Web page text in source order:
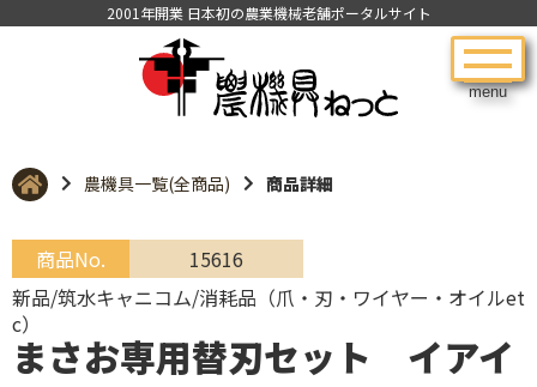
menu
2001年開業 日本初の農業機械老舗ポータルサイト
農機具一覧(全商品) 商品詳細
商品No.
15616
新品/筑水キャニコム/消耗品（爪・刃・ワイヤー・オイルet
c）
まさお専用替刃セット イアイ